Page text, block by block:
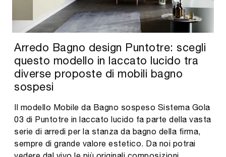
Arredo Bagno design Puntotre: scegli
questo modello in laccato lucido tra
diverse proposte di mobili bagno
sospesi
Il modello Mobile da Bagno sospeso Sistema Gola
03 di Puntotre in laccato lucido fa parte della vasta
serie di arredi per la stanza da bagno della firma,
sempre di grande valore estetico. Da noi potrai